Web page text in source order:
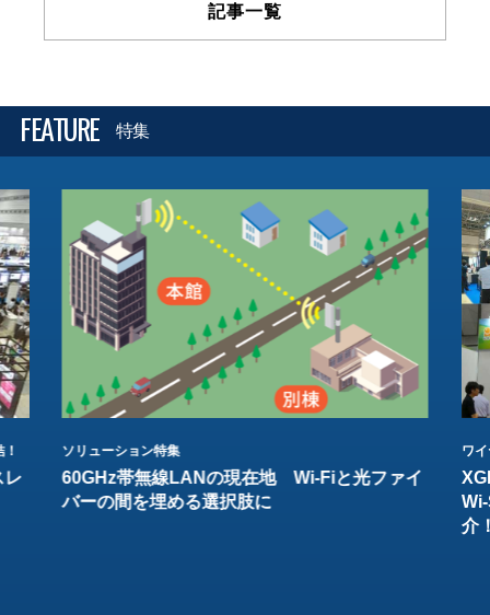
記事一覧
FEATURE 特集
レ
ソリューション特集
60GHz帯無線LANの現在地 Wi-Fiと光ファイ
バーの間を埋める選択肢に
ワ
介